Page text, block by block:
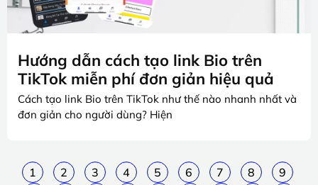
Hướng dẫn cách tạo link Bio trên
TikTok miễn phí đơn giản hiệu quả
Cách tạo link Bio trên TikTok như thế nào nhanh nhất và
đơn giản cho người dùng? Hiện
1 2 3 4 5 6 7 8
9